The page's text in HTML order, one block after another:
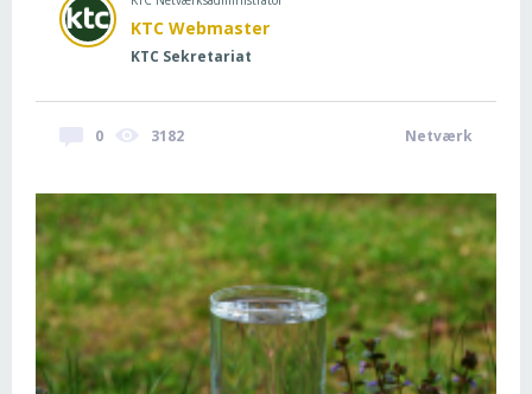
KTC Webmaster
KTC Sekretariat
0 3182 Netværk